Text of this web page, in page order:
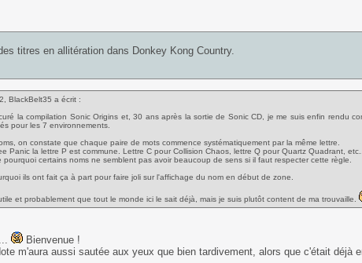
titres en allitération dans Donkey Kong Country.
BlackBelt35 a écrit :
la compilation Sonic Origins et, 30 ans après la sortie de Sonic CD, je me suis enfin rendu
pour les 7 environnements.
on constate que chaque paire de mots commence systématiquement par la même lettre.
Panic la lettre P est commune. Lettre C pour Collision Chaos, lettre Q pour Quartz Quadrant, etc...
pourquoi certains noms ne semblent pas avoir beaucoup de sens si il faut respecter cette règle.
ils ont fait ça à part pour faire joli sur l'affichage du nom en début de zone.
et probablement que tout le monde ici le sait déjà, mais je suis plutôt content de ma trouvaille.
Bienvenue !
m'aura aussi sautée aux yeux que bien tardivement, alors que c'était déjà